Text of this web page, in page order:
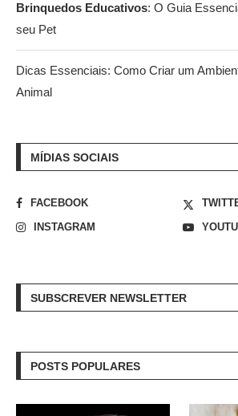
Brinquedos Educativos: O Guia
seu Pet
Dicas Essenciais: Como Criar um
Animal
MÍDIAS SOCIAIS
FACEBOOK
INSTAGRAM
SUBSCREVER NEWSLETTER
POSTS POPULARES